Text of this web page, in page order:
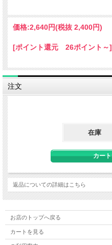
価格:2,640円(税抜 2,400円)
[ポイント還元 26ポイント～]
注文
在庫
返品についての詳細はこちら
お店のトップへ戻る
カートを見る